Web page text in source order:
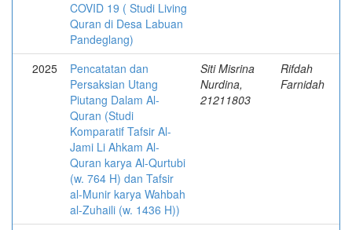
COVID 19 ( Studi Living
Quran di Desa Labuan
Pandeglang)
2025
Pencatatan dan
Persaksian Utang
Piutang Dalam Al-
Quran (Studi
Komparatif Tafsir Al-
Jami Li Ahkam Al-
Quran karya Al-Qurtubi
(w. 764 H) dan Tafsir
al-Munir karya Wahbah
al-Zuhaili (w. 1436 H))
Siti Misrina
Nurdina,
21211803
Rifdah
Farnidah